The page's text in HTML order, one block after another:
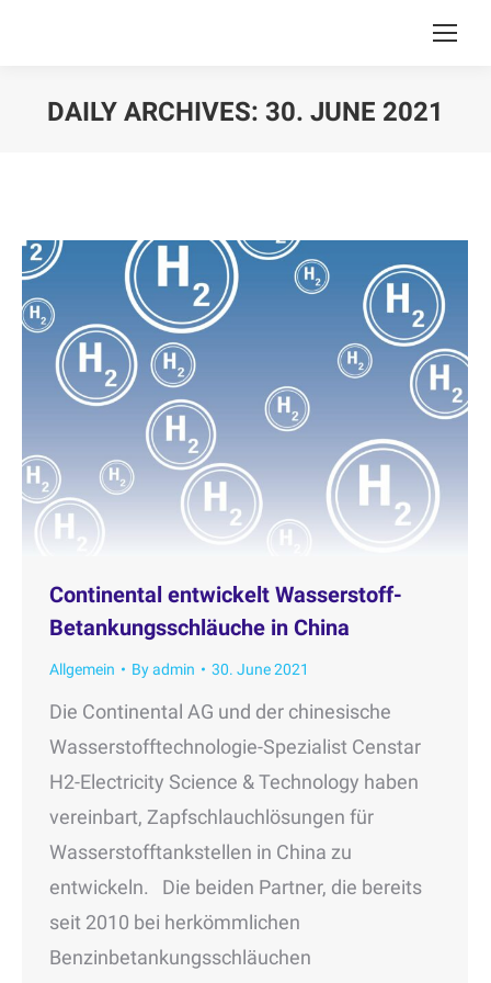
DAILY ARCHIVES: 30. JUNE 2021
Continental entwickelt Wasserstoff-
Betankungsschläuche in China
Allgemein Byadmin 30. June 2021
Die Continental AG und der chinesische
Wasserstofftechnologie-Spezialist Censtar
H2-Electricity Science & Technology haben
vereinbart, Zapfschlauchlösungen für
Wasserstofftankstellen in China zu
entwickeln. Die beiden Partner, die bereits
seit 2010 bei herkömmlichen
Benzinbetankungsschläuchen